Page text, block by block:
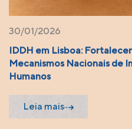
30/01/2026
IDDH em Lisboa:
Mecanismos Nacionais de
Humanos
Leia mais